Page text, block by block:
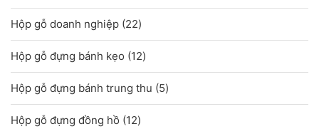
sản
phẩm
Hộp gỗ doanh nghiệp 2222
sản
phẩm
Hộp gỗ đựng bánh kẹo 1212
sản
phẩm
Hộp gỗ đựng bánh trung thu 55
sản
Hộp gỗ đựng đồng hồ 1212